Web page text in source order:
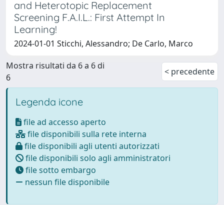
and Heterotopic Replacement
Screening F.A.I.L.: First Attempt In
Learning!
2024-01-01 Sticchi, Alessandro; De Carlo, Marco
Mostra risultati da 6 a 6 di
6
< precedente
Legenda icone
file ad accesso aperto
file disponibili sulla rete interna
file disponibili agli utenti autorizzati
file disponibili solo agli amministratori
file sotto embargo
nessun file disponibile